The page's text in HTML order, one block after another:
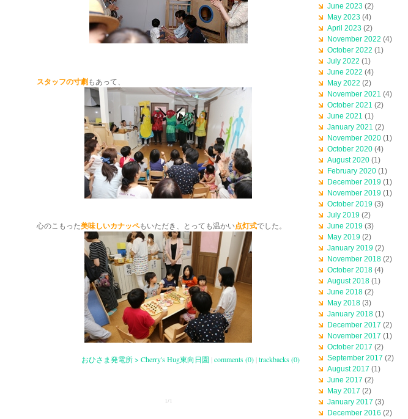
スタッフの寸劇 もあって、
心のこもった美味しいカナッペもいただき、とっても温かい点灯式でした。
おひさま発電所 > Cherry's Hug東向日園 |comments (0) |trackbacks (0)
1/1
June 2023 (2)
May 2023 (4)
April 2023 (2)
November 2022 (4)
October 2022 (1)
July 2022 (1)
June 2022 (4)
May 2022 (2)
November 2021 (4)
October 2021 (2)
June 2021 (1)
January 2021 (2)
November 2020 (1)
October 2020 (4)
August 2020 (1)
February 2020 (1)
December 2019 (1)
November 2019 (1)
October 2019 (3)
July 2019 (2)
June 2019 (3)
May 2019 (2)
January 2019 (2)
November 2018 (2)
October 2018 (4)
August 2018 (1)
June 2018 (2)
May 2018 (3)
January 2018 (1)
December 2017 (2)
November 2017 (1)
October 2017 (2)
September 2017 (2)
August 2017 (1)
June 2017 (2)
May 2017 (2)
January 2017 (3)
December 2016 (2)